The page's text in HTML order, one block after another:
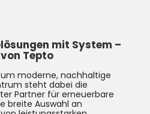
mit System –
Tepto
moderne, nachhaltige
steht dabei die
Partner für erneuerbare
breite Auswahl an